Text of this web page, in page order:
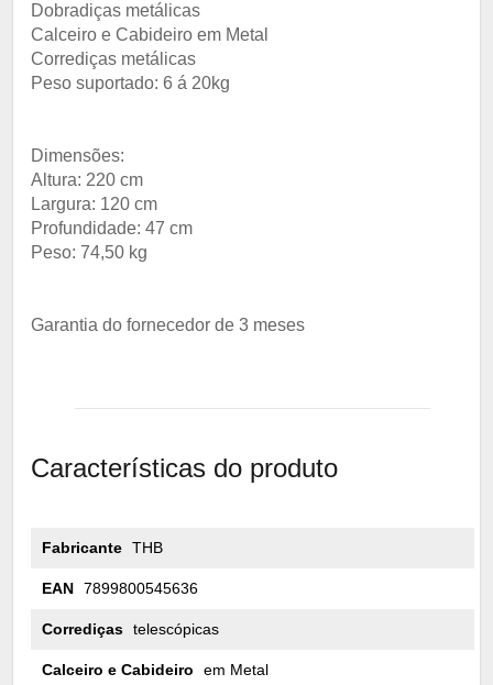
Dobradiças metálicas
Calceiro e Cabideiro em Metal
Corrediças metálicas
Peso suportado: 6 á 20kg
Dimensões:
Altura: 220 cm
Largura: 120 cm
Profundidade: 47 cm
Peso: 74,50 kg
Garantia do fornecedor de 3 meses
Características do produto
Fabricante THB
EAN 7899800545636
Corrediças telescópicas
Calceiro e Cabideiro em Metal